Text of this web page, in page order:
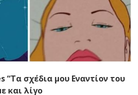
“Τα σχέδια μου Εναντίον του
και λίγο